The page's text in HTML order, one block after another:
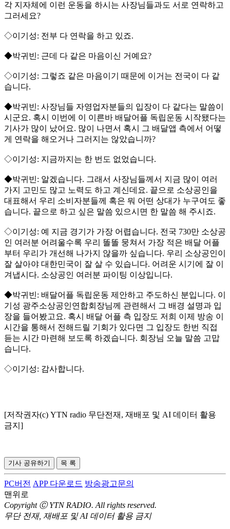
각 지자체에 이런 운동을 하시는 사장님들과도 서로 연락하고
그러세요?
◇이기성: 전부 다 연락을 하고 있죠.
◆박귀빈: 근데 다 같은 마음이신 거예요?
◇이기성: 그렇죠 같은 마음이기 때문에 이거는 전국이 다 같
습니다.
◆박귀빈: 사장님들 자영업자분들의 입장이 다 같다는 말씀이
시군요. 혹시 이번에 이 이른바 배달어플 독립운동 시작됐다는
기사가 많이 났어요. 많이 나면서 혹시 그 배달앱 측에서 어떻
게 연락을 해오거나 그러지는 않았습니까?
◇이기성: 지금까지는 한 번도 없었습니다.
◆박귀빈: 알겠습니다. 그래서 사장님들께서 지금 많이 여러
가지 고민도 많고 노력도 하고 계신데요. 끝으로 소상공인을
대표해서 우리 소비자분들께 혹은 뭐 어떤 상대가 누구여도 좋
습니다. 끝으로 하고 싶은 말씀 있으시면 한 말씀 해 주시죠.
◇이기성: 예 지금 경기가 가장 어렵습니다. 전국 730만 소상공
인 여러분 어려울수록 우리 똘똘 뭉쳐서 가장 적은 배달 어플
부터 우리가 개선해 나가지 않을까 싶습니다. 우리 소상공인이
잘 살아야 대한민국이 잘 살 수 있습니다. 어려운 시기에 잘 이
겨냅시다. 소상공인 여러분 파이팅 이상입니다.
◆박귀빈: 배달어플 독립운동 제안하고 주도하신 분입니다. 이
기성 광주소상공인연합회장님께 관련해서 그 배경 설명과 입
장을 들어봤고요. 혹시 배달 어플 측 입장도 저희 이제 방송 이
시간을 통해서 전해드릴 기회가 있다면 그 입장도 한번 직접
듣는 시간 마련해 보도록 하겠습니다. 회장님 오늘 말씀 고맙
습니다.
◇이기성: 감사합니다.
[저작권자(c) YTN radio 무단전재, 재배포 및 AI 데이터 활용
금지]
기사 공유하기 목 록
PC버전 APP 다운로드 방송광고문의
맨위로
Copyright Ⓒ YTN RADIO. All rights reserved.
무단 전재, 재배포 및 AI 데이터 활용 금지